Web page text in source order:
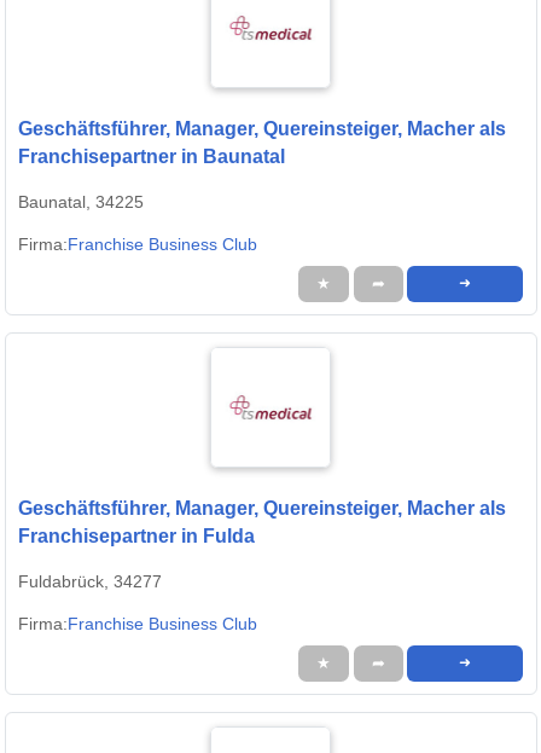
Geschäftsführer, Manager, Quereinsteiger, Macher als
Franchisepartner in Baunatal
Baunatal, 34225
Firma:Franchise Business Club
★ ➦ ➜
Geschäftsführer, Manager, Quereinsteiger, Macher als
Franchisepartner in Fulda
Fuldabrück, 34277
Firma:Franchise Business Club
★ ➦ ➜